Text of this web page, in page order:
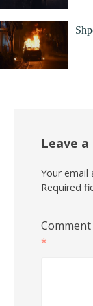
Leave a
Your email
Required
Comment
*